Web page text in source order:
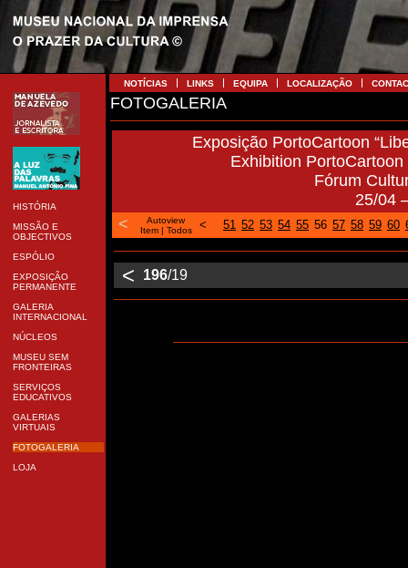
HISTÓRIA
MISSÃO E
OBJECTIVOS
ESPÓLIO
EXPOSIÇÃO
PERMANENTE
GALERIA
INTERNACIONAL
NÚCLEOS
MUSEU SEM
FRONTEIRAS
SERVIÇOS
EDUCATIVOS
GALERIAS
VIRTUAIS
FOTOGALERIA
LOJA
NOTÍCIAS LINKS EQUIPA LOCALIZAÇÃO
FOTOGALERIA
Exposição PortoCartoon
Exhibition PortoCartoon
Fórum
25/04
<
Autoview
Item| Todos < 51 52 53 54 55 56 57 58 59 60
< 196/19